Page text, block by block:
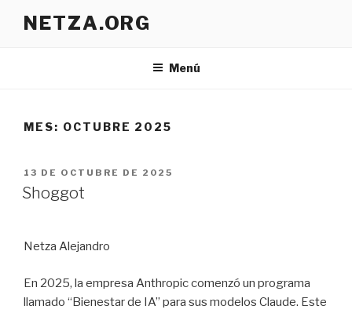
NETZA.ORG
Menú
MES: OCTUBRE 2025
PUBLICADO
EN
13 DE OCTUBRE DE 2025
Shoggot
Netza Alejandro
En 2025, la empresa Anthropic comenzó un programa
llamado “Bienestar de IA” para sus modelos Claude. Este